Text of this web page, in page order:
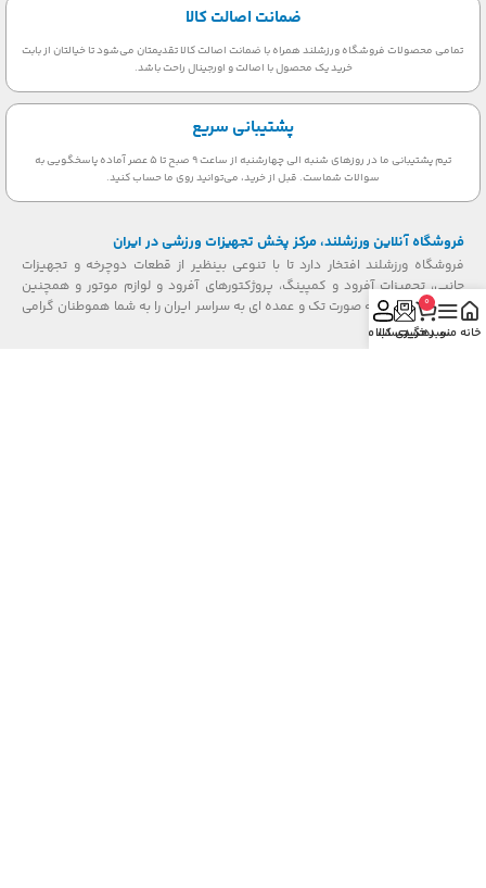
ضمانت اصالت کالا
تمامی محصولات فروشگاه ورزشلند همراه با ضمانت اصالت کالا تقدیمتان می‌شود تا خیالتان از بابت
خرید یک محصول با اصالت و اورجینال راحت باشد.
پشتیبانی سریع
تیم پشتیبانی ما در روزهای شنبه الی چهارشنبه از ساعت 9 صبح تا 5 عصر آماده پاسخگویی به
سوالات شماست. قبل از خرید، می‌توانید روی ما حساب کنید.
فروشگاه آنلاین ورزشلند، مرکز پخش تجهیزات ورزشی در ایران
فروشگاه ورزشلند افتخار دارد تا با تنوعی بینظیر از قطعات دوچرخه و تجهیزات
جانبی، تجهیزات آفرود و کمپینگ، پروژکتورهای آفرود و لوازم موتور و همچنین
دوچرخه، فروش به صورت تک و عمده ای به سراسر ایران را به شما هموطنان گرامی
عرضه دارد.خانهمنو
0
سبد خرید
رهگیری کالا
حساب من